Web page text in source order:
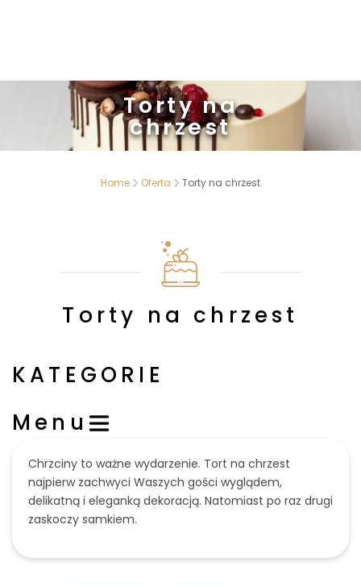
Torty na
chrzest
Home Oferta Torty na chrzest
Torty na chrzest
KATEGORIE
Menu
Chrzciny to ważne wydarzenie. Tort na chrzest
najpierw zachwyci Waszych gości wyglądem,
delikatną i eleganką dekoracją. Natomiast po raz drugi
zaskoczy samkiem.